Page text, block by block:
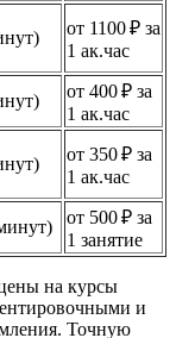
от 1100 ₽ за
1 ак.час
от 400 ₽ за
1 ак.час
от 350 ₽ за
1 ак.час
от 500 ₽ за
1 занятие
на курсы
и
Точную